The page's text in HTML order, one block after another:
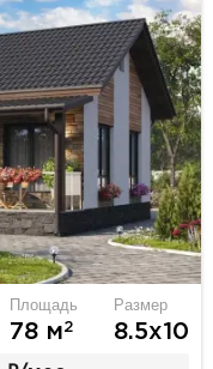
Площадь
78 м2
Размер
8.5х10